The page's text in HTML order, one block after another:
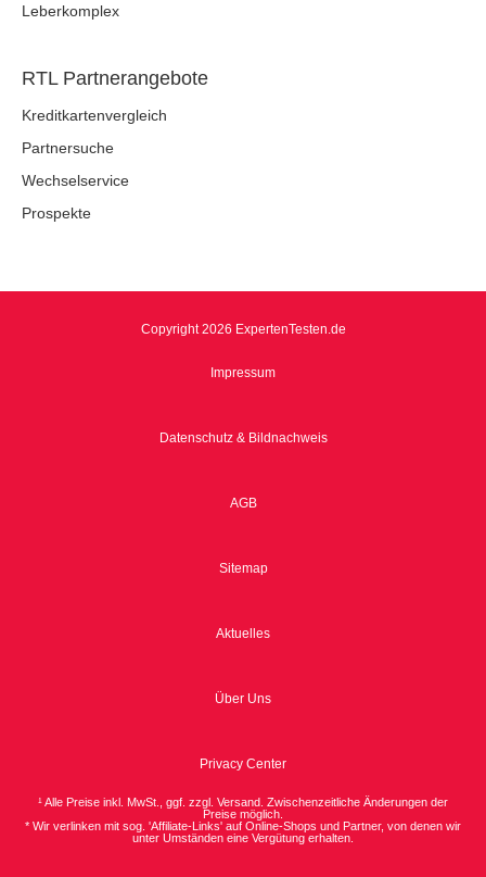
Leberkomplex
RTL Partnerangebote
Kreditkartenvergleich
Partnersuche
Wechselservice
Prospekte
Copyright 2026 ExpertenTesten.de
Impressum
Datenschutz & Bildnachweis
AGB
Sitemap
Aktuelles
Über Uns
Privacy Center
¹ Alle Preise inkl. MwSt., ggf. zzgl. Versand. Zwischenzeitliche Änderungen der
Preise möglich.
* Wir verlinken mit sog. 'Affiliate-Links' auf Online-Shops und Partner, von denen wir
unter Umständen eine Vergütung erhalten.